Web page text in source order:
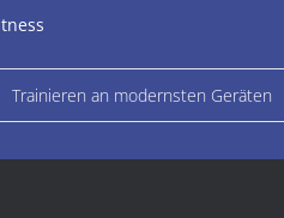
Trainieren an modernsten Geräten